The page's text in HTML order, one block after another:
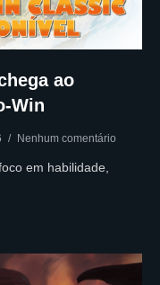
ao
Win
Nenhum comentário
em habilidade,